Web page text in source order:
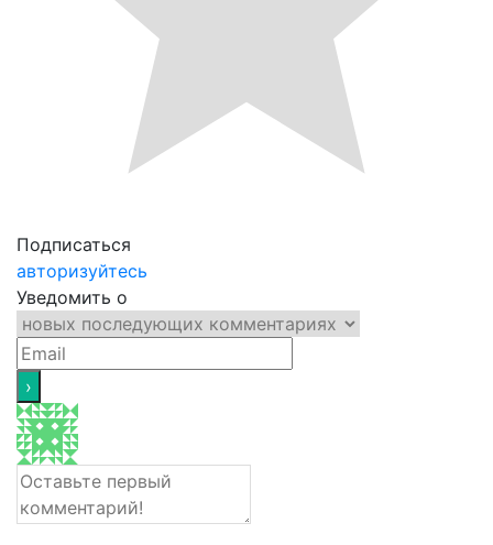
Подписаться
авторизуйтесь
Уведомить о